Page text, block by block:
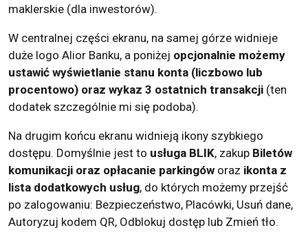
maklerskie (dla inwestorów).
W centralnej części ekranu, na samej górze widnieje
duże logo Alior Banku, a poniżej opcjonalnie możemy
ustawić wyświetlanie stanu konta (liczbowo lub
procentowo) oraz wykaz 3 ostatnich transakcji (ten
dodatek szczególnie mi się podoba).
Na drugim końcu ekranu widnieją ikony szybkiego
dostępu. Domyślnie jest to usługa BLIK, zakup Biletów
komunikacji oraz opłacanie parkingóworaz ikonta z
lista dodatkowych usług, do których możemy przejść
po zalogowaniu: Bezpieczeństwo, Placówki, Usuń dane,
Autoryzuj kodem QR, Odblokuj dostęp lub Zmień tło.